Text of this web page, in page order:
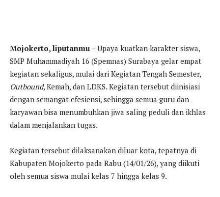
Mojokerto, liputanmu – Upaya kuatkan karakter siswa,
SMP Muhammadiyah 16 (Spemnas) Surabaya gelar empat
kegiatan sekaligus, mulai dari Kegiatan Tengah Semester,
Outbound, Kemah, dan LDKS. Kegiatan tersebut diinisiasi
dengan semangat efesiensi, sehingga semua guru dan
karyawan bisa menumbuhkan jiwa saling peduli dan ikhlas
dalam menjalankan tugas.
Kegiatan tersebut dilaksanakan diluar kota, tepatnya di
Kabupaten Mojokerto pada Rabu (14/01/26), yang diikuti
oleh semua siswa mulai kelas 7 hingga kelas 9.